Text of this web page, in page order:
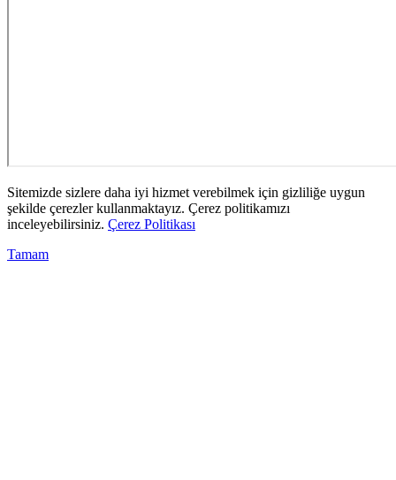
Sitemizde sizlere daha iyi hizmet verebilmek için gizliliğe uygun
şekilde çerezler kullanmaktayız. Çerez politikamızı
inceleyebilirsiniz. Çerez Politikası
Tamam